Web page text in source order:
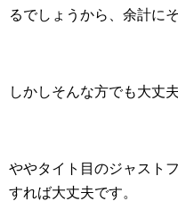
るでしょうから、余計に
しかしそんな方でも大丈夫
ややタイト目のジャスト
すれば大丈夫です。